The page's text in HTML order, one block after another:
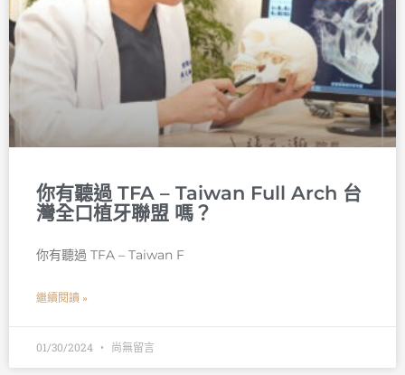
你有聽過 TFA – Taiwan Full Arch 台
灣全口植牙聯盟 嗎？
你有聽過 TFA – Taiwan F
繼續閱讀 »
01/30/2024 尚無留言